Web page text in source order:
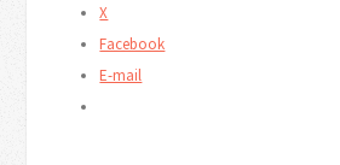
X
Facebook
E-mail